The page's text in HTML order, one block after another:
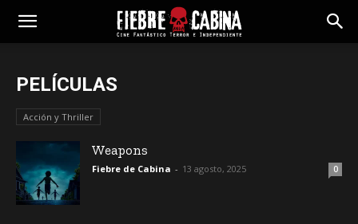
PELÍCULAS
Acción y Thriller
Weapons
Fiebre de Cabina - 13 agosto, 2025 0